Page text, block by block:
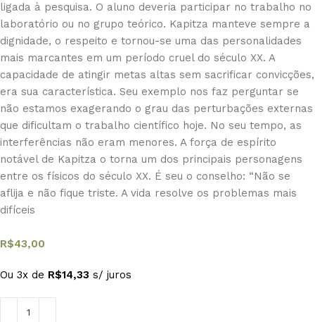
ligada à pesquisa. O aluno deveria participar no trabalho no
laboratório ou no grupo teórico. Kapitza manteve sempre a
dignidade, o respeito e tornou-se uma das personalidades
mais marcantes em um período cruel do século XX. A
capacidade de atingir metas altas sem sacrificar convicções,
era sua característica. Seu exemplo nos faz perguntar se
não estamos exagerando o grau das perturbações externas
que dificultam o trabalho científico hoje. No seu tempo, as
interferências não eram menores. A força de espírito
notável de Kapitza o torna um dos principais personagens
entre os físicos do século XX. É seu o conselho: “Não se
aflija e não fique triste. A vida resolve os problemas mais
difíceis
R$43,00
Ou 3x de R$14,33 s/ juros